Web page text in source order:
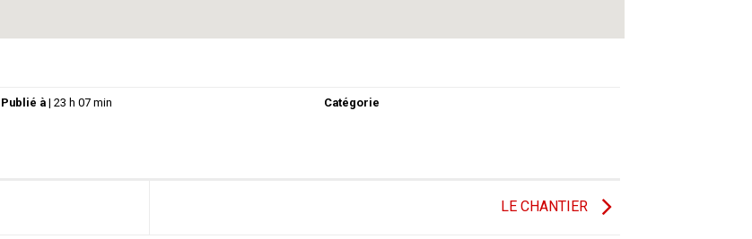
Publié à | 23 h 07 min Catégorie
LE CHANTIER